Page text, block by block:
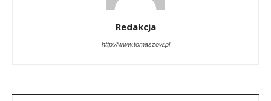
Redakcja
http://www.tomaszow.pl